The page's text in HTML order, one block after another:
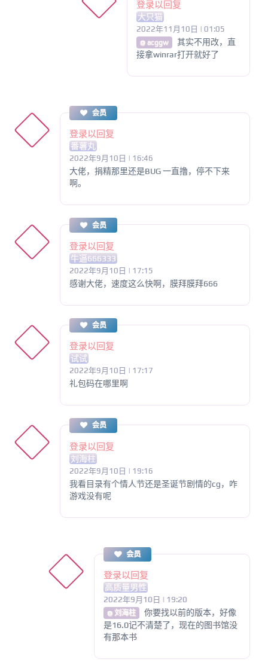
登录以回复
大只猫
2022年11月10日 | 01:05
@ acggw
其实不用改，直
接拿winrar打开就好了
会员
登录以回复
番薯丸
2022年9月10日 | 16:46
大佬，捐精那里还是BUG 一直撸，停不下来
啊。
会员
登录以回复
牛逼666333
2022年9月10日 | 17:15
感谢大佬，速度这么快啊，膜拜膜拜666
会员
登录以回复
试试
2022年9月10日 | 17:17
礼包码在哪里啊
会员
登录以回复
刘海柱
2022年9月10日 | 19:16
我看目录有个情人节还是圣诞节剧情的cg，咋
游戏没有呢
会员
登录以回复
高质量男性
2022年9月10日 | 19:20
@ 刘海柱
你要找以前的版本，好像
是16.0记不清楚了，现在的图书馆没
有那本书